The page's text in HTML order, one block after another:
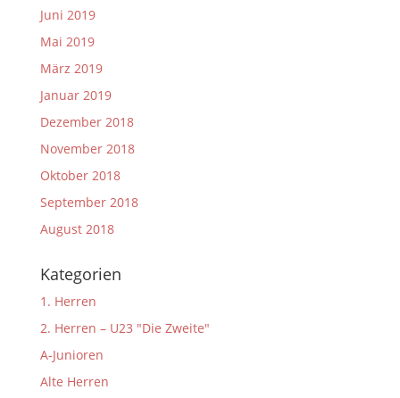
Juni 2019
Mai 2019
März 2019
Januar 2019
Dezember 2018
November 2018
Oktober 2018
September 2018
August 2018
Kategorien
1. Herren
2. Herren – U23 "Die Zweite"
A-Junioren
Alte Herren